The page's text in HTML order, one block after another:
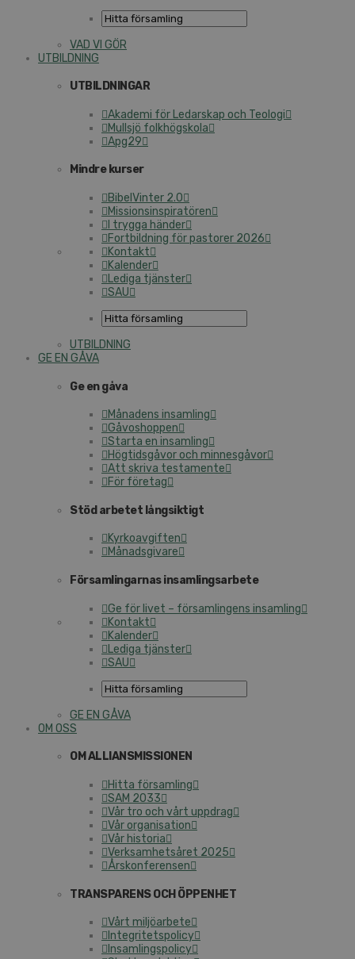
VAD VI GÖR
UTBILDNING
UTBILDNINGAR
Akademi för Ledarskap och Teologi
Mullsjö folkhögskola
Apg29
Mindre kurser
BibelVinter 2.0
Missionsinspiratören
I trygga händer
Fortbildning för pastorer 2026
Kontakt
Kalender
Lediga tjänster
SAU
UTBILDNING
GE EN GÅVA
Ge en gåva
Månadens insamling
Gåvoshoppen
Starta en insamling
Högtidsgåvor och minnesgåvor
Att skriva testamente
För företag
Stöd arbetet långsiktigt
Kyrkoavgiften
Månadsgivare
Församlingarnas insamlingsarbete
Ge för livet – församlingens insamling
Kontakt
Kalender
Lediga tjänster
SAU
GE EN GÅVA
OM OSS
OM ALLIANSMISSIONEN
Hitta församling
SAM 2033
Vår tro och vårt uppdrag
Vår organisation
Vår historia
Verksamhetsåret 2025
Årskonferensen
TRANSPARENS OCH ÖPPENHET
Vårt miljöarbete
Integritetspolicy
Insamlingspolicy